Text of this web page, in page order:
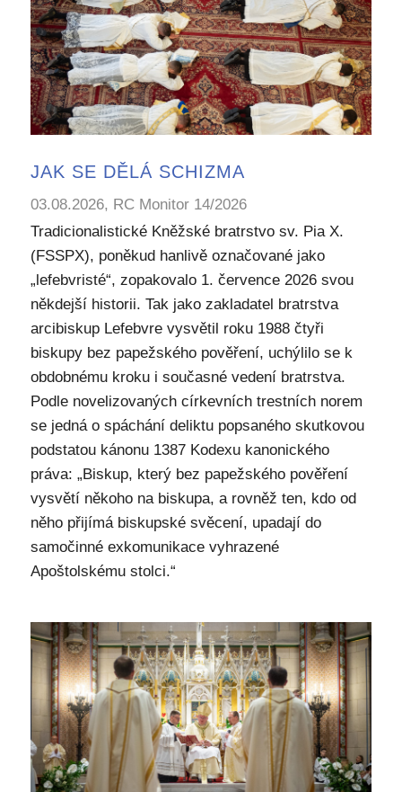
JAK SE DĚLÁ SCHIZMA
03.08.2026, RC Monitor 14/2026
Tradicionalistické Kněžské bratrstvo sv. Pia X.
(FSSPX), poněkud hanlivě označované jako
„lefebvristé“, zopakovalo 1. července 2026 svou
někdejší historii. Tak jako zakladatel bratrstva
arcibiskup Lefebvre vysvětil roku 1988 čtyři
biskupy bez papežského pověření, uchýlilo se k
obdobnému kroku i současné vedení bratrstva.
Podle novelizovaných církevních trestních norem
se jedná o spáchání deliktu popsaného skutkovou
podstatou kánonu 1387 Kodexu kanonického
práva: „Biskup, který bez papežského pověření
vysvětí někoho na biskupa, a rovněž ten, kdo od
něho přijímá biskupské svěcení, upadají do
samočinné exkomunikace vyhrazené
Apoštolskému stolci.“